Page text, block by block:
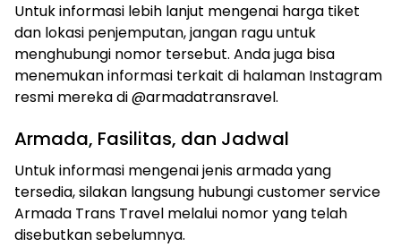
Untuk informasi lebih lanjut mengenai harga tiket
dan lokasi penjemputan, jangan ragu untuk
menghubungi nomor tersebut. Anda juga bisa
menemukan informasi terkait di halaman Instagram
resmi mereka di @armadatransravel.
Armada, Fasilitas, dan Jadwal
Untuk informasi mengenai jenis armada yang
tersedia, silakan langsung hubungi customer service
Armada Trans Travel melalui nomor yang telah
disebutkan sebelumnya.